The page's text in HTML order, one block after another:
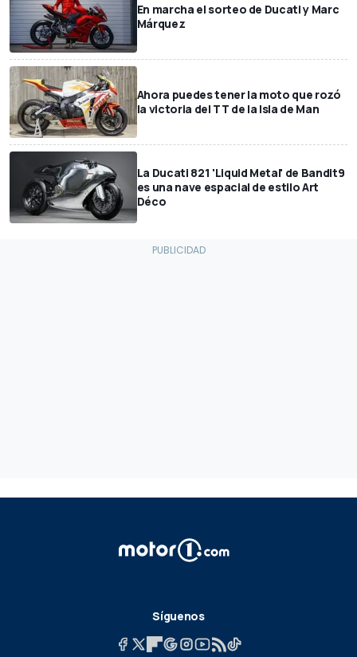
En marcha el sorteo de Ducati y Marc
Márquez
Ahora puedes tener la moto que rozó
la victoria del TT de la Isla de Man
La Ducati 821 'Liquid Metal' de Bandit9
es una nave espacial de estilo Art
Déco
Síguenos